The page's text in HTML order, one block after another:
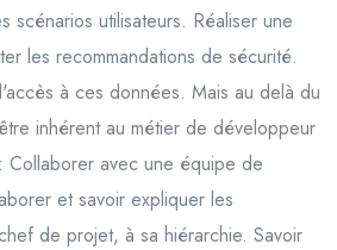
utilisateurs. Réaliser une
les recommandations de sécurité.
à ces données. Mais au delà du
inhérent au métier de développeur
Collaborer avec une équipe de
et savoir expliquer les
de projet, à sa hiérarchie. Savoir